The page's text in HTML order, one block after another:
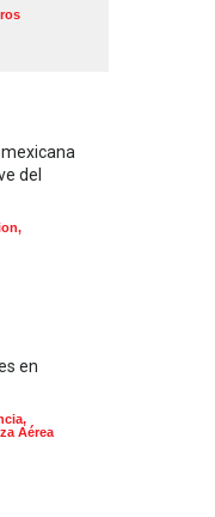
mexicana
del
,
en
Aérea